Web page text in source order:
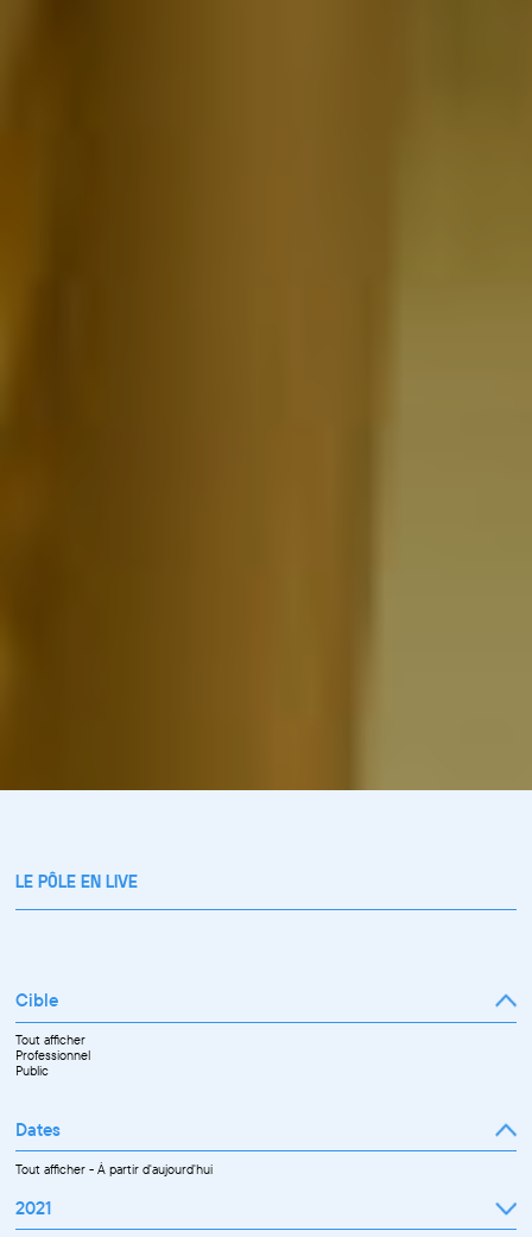
LE PÔLE EN LIVE
Cible
Tout afficher
Professionnel
Public
Dates
Tout afficher-À partir d'aujourd'hui
2021